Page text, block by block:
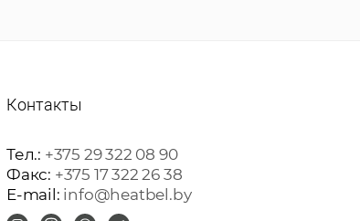
Контакты
Тел.: +375 29 322 08 90
Факс: +375 17 322 26 38
E-mail: info@heatbel.by